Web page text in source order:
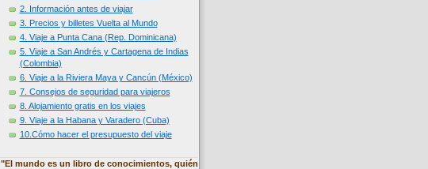
2. Información antes de viajar
3. Precios y billetes Vuelta al Mundo
4. Viaje a Punta Cana (Rep. Dominicana)
5. Viaje a San Andrés y Cartagena de Indias
(Colombia)
6. Viaje a la Riviera Maya y Cancún (México)
7. Consejos de seguridad para viajeros
8. Alojamiento gratis en los viajes
9. Viaje a la Habana y Varadero (Cuba)
10.Cómo hacer el presupuesto del viaje
"El mundo es un libro de conocimientos, quién